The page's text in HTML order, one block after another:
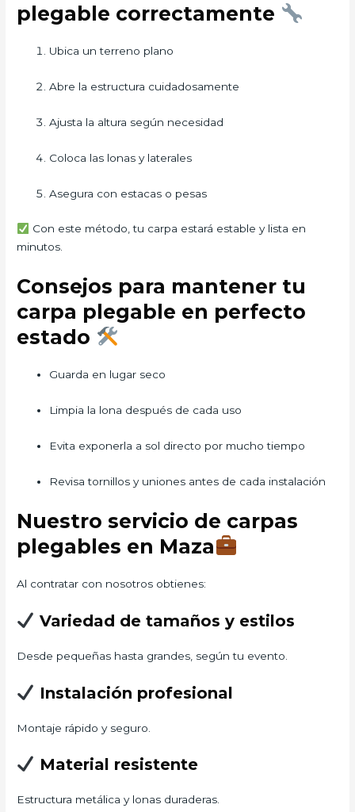
plegable correctamente
Ubica un terreno plano
Abre la estructura cuidadosamente
Ajusta la altura según necesidad
Coloca las lonas y laterales
Asegura con estacas o pesas
Con este método, tu carpa estará estable y lista en
minutos.
Consejos para mantener tu
carpa plegable en perfecto
estado
Guarda en lugar seco
Limpia la lona después de cada uso
Evita exponerla a sol directo por mucho tiempo
Revisa tornillos y uniones antes de cada instalación
Nuestro servicio de carpas
plegables en Maza
Al contratar con nosotros obtienes:
Variedad de tamaños y estilos
Desde pequeñas hasta grandes, según tu evento.
Instalación profesional
Montaje rápido y seguro.
Material resistente
Estructura metálica y lonas duraderas.